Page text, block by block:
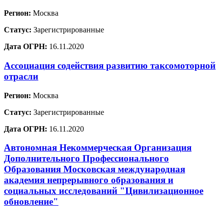
Регион: Москва
Статус: Зарегистрированные
Дата ОГРН: 16.11.2020
Ассоциация содействия развитию таксомоторной
отрасли
Регион: Москва
Статус: Зарегистрированные
Дата ОГРН: 16.11.2020
Автономная Некоммерческая Организация
Дополнительного Профессионального
Образования Московская международная
академия непрерывного образования и
социальных исследований "Цивилизационное
обновление"